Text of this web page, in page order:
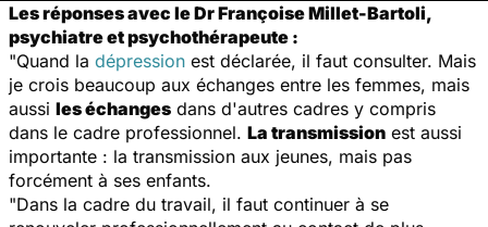
Les réponses avec le Dr Françoise Millet-Bartoli,
psychiatre et psychothérapeute :
"Quand la dépression est déclarée, il faut consulter. Mais
je crois beaucoup aux échanges entre les femmes, mais
aussi les échanges dans d'autres cadres y compris
dans le cadre professionnel. La transmission est aussi
importante : la transmission aux jeunes, mais pas
forcément à ses enfants.
"Dans la cadre du travail, il faut continuer à se